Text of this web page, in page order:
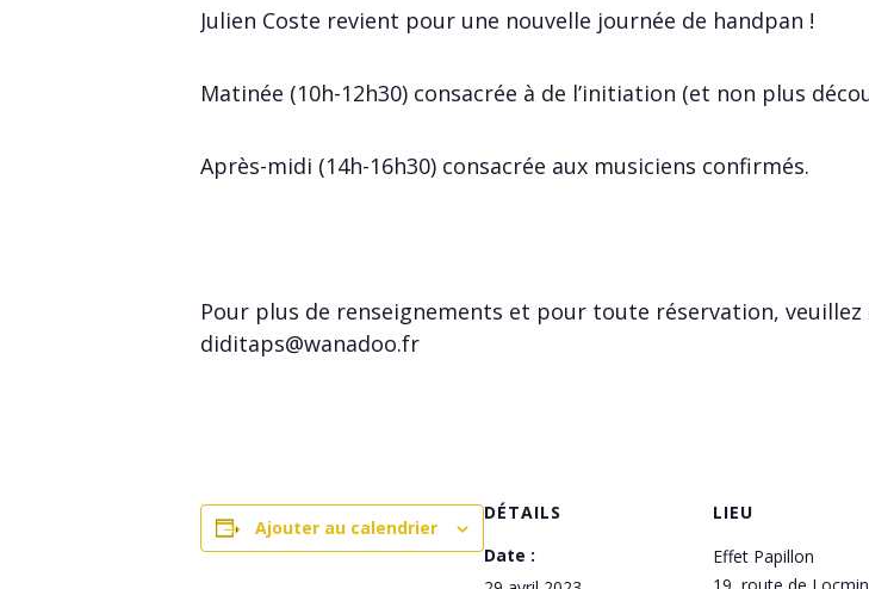
Julien Coste revient pour une nouvelle journée de handpan !
Matinée (10h-12h30) consacrée à de l’initiation (et non plus
Après-midi (14h-16h30) consacrée aux musiciens confirmés.
Pour plus de renseignements et pour toute réservation, veuillez
diditaps@wanadoo.fr
Ajouter au calendrier
DÉTAILS
Date :
LIEU
Effet Papillon